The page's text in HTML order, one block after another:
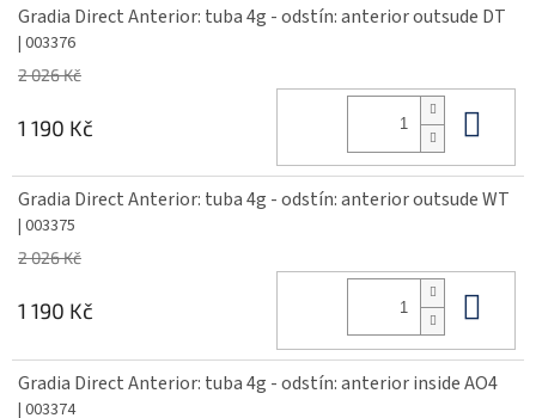
Gradia Direct Anterior: tuba 4g - odstín: anterior outsude DT
| 003376
2 026 Kč
1 190 Kč
Gradia Direct Anterior: tuba 4g - odstín: anterior outsude WT
| 003375
2 026 Kč
1 190 Kč
Gradia Direct Anterior: tuba 4g - odstín: anterior inside AO4
| 003374